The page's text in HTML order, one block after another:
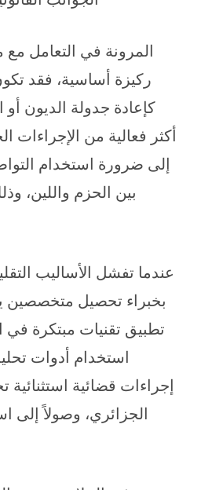
المرونة في التعامل مع
ركيزة أساسية، فقد
كإعادة جدولة الديون أو
أكثر فعالية من الإجراءات
إلى ضرورة استخدام
بين الحزم واللين،
عندما تفشل الأساليب
بخبراء تحصيل متخصصين
تطبيق تقنيات مبتكرة
استخدام أدوات
إجراءات قضائية استثنائية
الجزائري، وصولاً إلى